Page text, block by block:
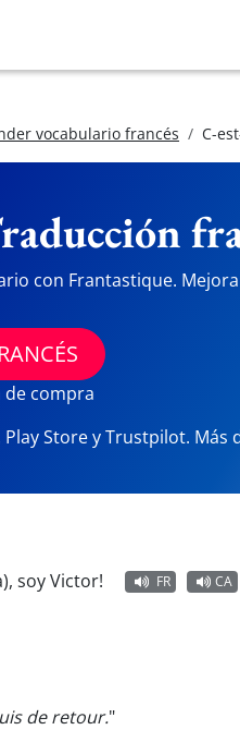
vocabulario francés C-
con Frantastique.
compra
Play Store y Trustpilot.
soy Victor! FR CA
de retour."